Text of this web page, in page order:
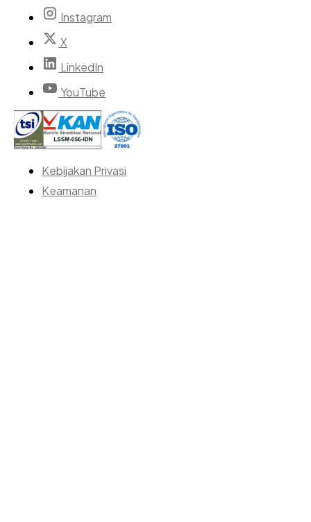
Instagram
X
LinkedIn
YouTube
Kebijakan Privasi
Keamanan